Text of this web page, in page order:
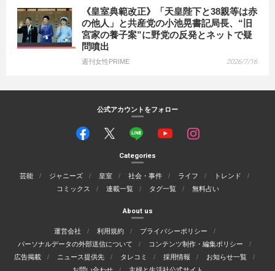
《皇室典範改正》「天皇陛下と38親等は赤
の他人」と共産党の小池晃書記局長、“旧
宮家の養子案”に野党の反発とネットで疑
問噴出
週刊女性PRIME 2026/7/16
公式アカウントをフォロー
Categories
芸能 ジャニーズ 皇室 社会・事件 ライフ
トレンド
コミックス
連載一覧 タグ一覧 無料占い
About us
運営会社 利用規約
プライバシーポリシー
パーソナルデータの外部送信について
コンテンツ制作・編集ポリシー
広告掲載
ニュース提供先 タレコミ 採用情報
お知らせ一覧